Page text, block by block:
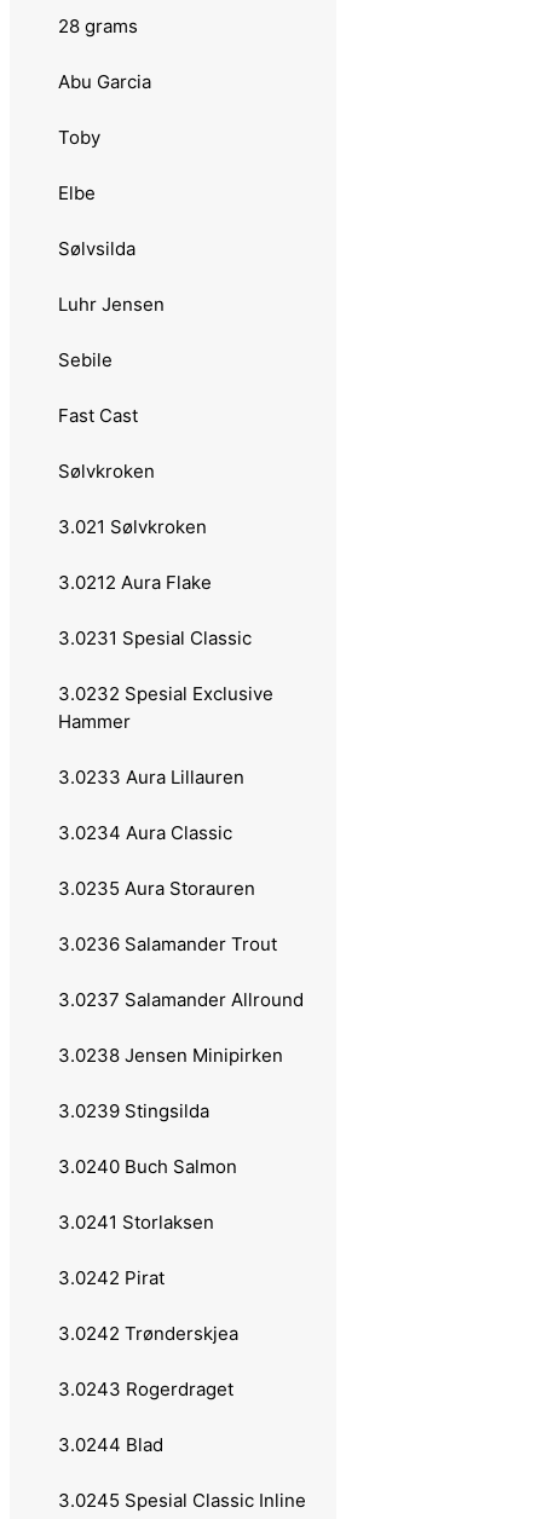
Slukhals
Stingsild
Wiggler
20 grams
Abu Garcia
Atom Vass
Hammer
Tormentor Coast
Lawson
Remen
Atomsilda
Sølvkroken
28 grams
Abu Garcia
Toby
Elbe
Sølvsilda
Luhr Jensen
Sebile
Fast Cast
Sølvkroken
3.021 Sølvkroken
3.0212 Aura Flake
3.0231 Spesial Classic
3.0232 Spesial Exclusive
Hammer
3.0233 Aura Lillauren
3.0234 Aura Classic
3.0235 Aura Storauren
3.0236 Salamander Trout
3.0237 Salamander Allround
3.0238 Jensen Minipirken
3.0239 Stingsilda
3.0240 Buch Salmon
3.0241 Storlaksen
3.0242 Pirat
3.0242 Trønderskjea
3.0243 Rogerdraget
3.0244 Blad
3.0245 Spesial Classic Inline